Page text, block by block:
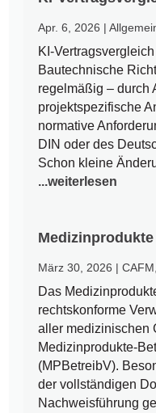
Apr. 6, 2026 |
KI-
Bautechnische
regelmäßig – durch
projektspezifische
normative
DIN oder des
Schon kleine
...weiterlesen
Medizinprodukte
März 30, 2026 |CAFM
Das
rechtskonforme
aller medizinischen
Medizinprodukte-
(MPBetreibV).
der vollständigen
Nachweisführung